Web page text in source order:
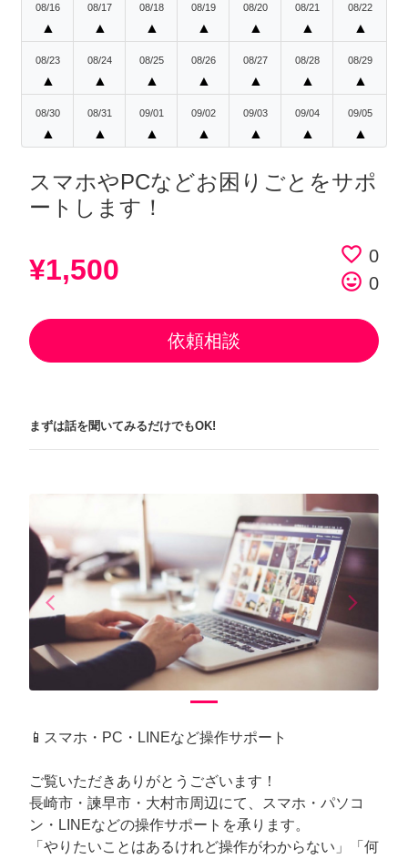
08/16
▲
08/17
▲
08/18
▲
08/19
▲
08/20
▲
08/21
▲
08/22
▲
08/23
▲
08/24
▲
08/25
▲
08/26
▲
08/27
▲
08/28
▲
08/29
▲
08/30
▲
08/31
▲
09/01
▲
09/02
▲
09/03
▲
09/04
▲
09/05
▲
スマホやPCなどお困りごとをサポ
ートします！
¥1,500 favorite_border 0
tag_faces 0
依頼相談
まずは話を聞いてみるだけでもOK!
arrow_back_iosPrevious arrow_forward_iosNext
📱スマホ・PC・LINEなど操作サポート
ご覧いただきありがとうございます！
長崎市・諫早市・大村市周辺にて、スマホ・パソコ
ン・LINEなどの操作サポートを承ります。
「やりたいことはあるけれど操作がわからない」「何